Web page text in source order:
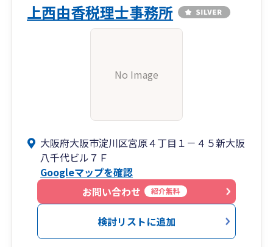
上西由香税理士事務所
No Image
大阪府大阪市淀川区宮原４丁目１－４５新大阪
八千代ビル７Ｆ
Googleマップを確認
お問い合わせ
紹介無料
検討リストに追加